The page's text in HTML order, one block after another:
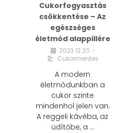
Cukorfogyasztás
csökkentése – Az
egészséges
életmód alappillére
2023.12.20. •
Cukormentes
A modern
életmódunkban a
cukor szinte
mindenhol jelen van.
A reggeli kávéba, az
üdítőbe, a …